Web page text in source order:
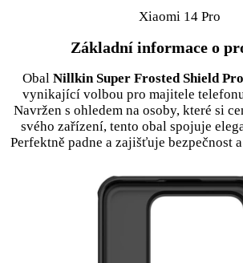
Xiaomi 14 Pro
Základní informace o
Obal Nillkin Super Frosted Shield Pro
vynikající volbou pro majitele
Navržen s ohledem na osoby, které si
svého zařízení, tento obal spojuje
Perfektně padne a zajišťuje bezpečnost